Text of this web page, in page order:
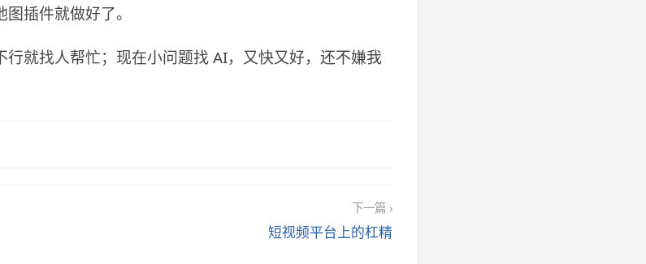
插件就做好了。
行就找人帮忙；现在小问题找 AI，又快又好，还不嫌我
下一篇 ›
短视频平台上的杠精